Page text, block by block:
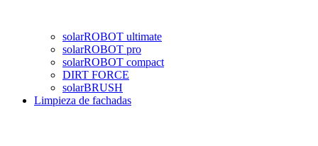
solarROBOT ultimate
solarROBOT pro
solarROBOT compact
DIRT FORCE
solarBRUSH
Limpieza de fachadas